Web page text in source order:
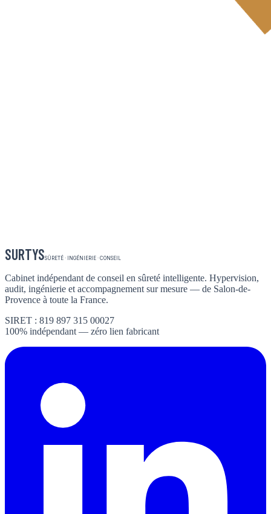
SURTYSSÛRETÉ · INGÉNIERIE · CONSEIL
Cabinet indépendant de conseil en sûreté intelligente. Hypervision,
audit, ingénierie et accompagnement sur mesure — de Salon-de-
Provence à toute la France.
SIRET : 819 897 315 00027
100% indépendant — zéro lien fabricant